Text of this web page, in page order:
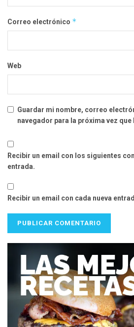
Correo electrónico *
Web
Guardar mi nombre, correo
navegador para la próxima vez
Recibir un email con los siguientes
entrada.
Recibir un email con cada nueva